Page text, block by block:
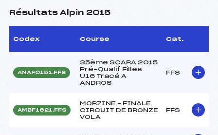
Résultats Alpin 2015
Codex Course Cat.
ANAF0151.FFS
35ème SCARA 2015
Pré-Qualif Filles
U16 Tracé A
ANDROS
FFS
AMBF1621.FFS
MORZINE – FINALE
CIRCUIT DE BRONZE
VOLA
FFS